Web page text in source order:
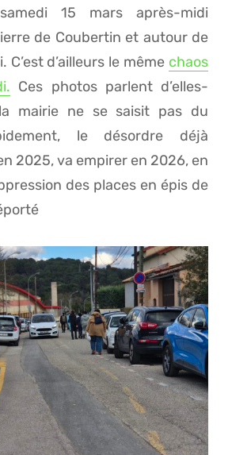
15 mars après-midi
de Coubertin et autour de
C’est d’ailleurs le même chaos
Ces photos parlent d’elles-
mairie ne se saisit pas du
le désordre déjà
2025, va empirer en 2026, en
des places en épis de